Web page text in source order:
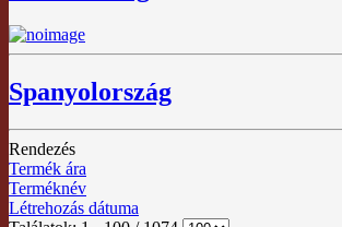
Spanyolország
Rendezés
Termék ára
Terméknév
Létrehozás dátuma